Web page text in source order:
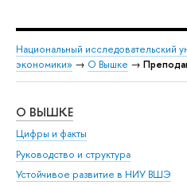
Национальный исследовательский
экономики» → О Вышке →
О ВЫШКЕ
Цифры и факты
Руководство и структура
Устойчивое развитие в НИУ ВШЭ